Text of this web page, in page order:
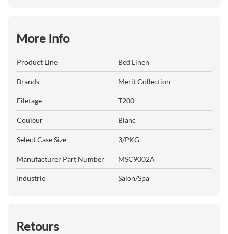
More Info
Product Line Bed Linen
Brands Merit Collection
Filetage T200
Couleur Blanc
Select Case Size 3/PKG
Manufacturer Part Number MSC9002A
Industrie Salon/Spa
Retours